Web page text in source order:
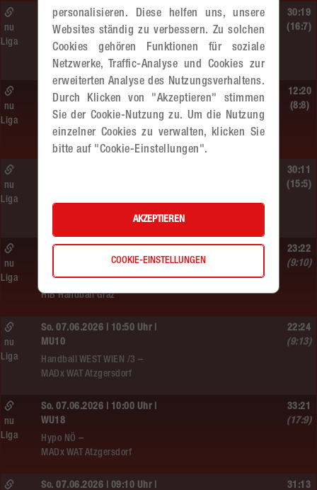
Sa. 13.06.2026 | 19:05 Uhr |
WU12
MADx WAT Atzgersdorf –
HIB Handball Graz
nu
Liga
30:19
(16:7)
Sa. 13.06.2026 | 14:30 Uhr |
MADx WAT Atzgersdorf
nu
Liga
12:20
(8:8)
MADx WAT Atzgersdorf –
nu
Liga
30:11
(15:5)
So. 07.06.2026 | 14:30 Uhr |
MADx WAT Atzgersdorf –
HIB Handball Graz
nu
Liga
23:22
(9:10)
So. 07.06.2026 | 10:50 Uhr |
MU10
Handball WEST WIEN /3 –
MADx WAT Atzgersdorf
nu
Liga
22:24
(9:13)
So. 07.06.2026 | 10:00 Uhr |
WU18
Hypo NÖ –
MADx WAT Atzgersdorf
nu
Liga
33:21
(17:9)
So. 07.06.2026 | 09:10 Uhr |
31:13
personalisieren. Diese helfen uns, unsere
Websites ständig zu verbessern. Zu solchen
Cookies gehören Funktionen für soziale
Netzwerke, Traffic-Analyse und Cookies zur
erweiterten Analyse des Nutzungsverhaltens.
Durch Klicken von "Akzeptieren" stimmen
Sie der Cookie-Nutzung zu. Um die Nutzung
einzelner Cookies zu verwalten, klicken Sie
bitte auf "Cookie-Einstellungen".
AKZEPTIEREN
COOKIE-EINSTELLUNGEN